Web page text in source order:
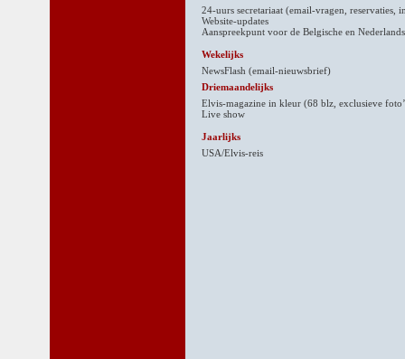
24-uurs secretariaat (email-vragen, reservaties,
Website-updates
Aanspreekpunt voor de Belgische en
Wekelijks
NewsFlash (email-nieuwsbrief)
Driemaandelijks
Elvis-magazine in kleur (68 blz, exclusieve
Live show
Jaarlijks
USA/Elvis-reis